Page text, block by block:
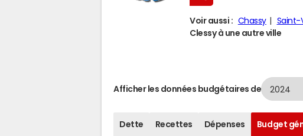
Voir aussi : Chassy Saint-
Clessy à une autre ville
Afficher les données budgétaires de
Dette Recettes Dépenses Budget